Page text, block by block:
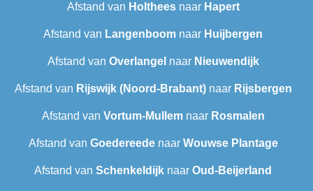
Afstand van Holtheesnaar Hapert
Afstand van Langenboom naar Huijbergen
Afstand van Overlangel naar Nieuwendijk
Afstand van Rijswijk (Noord-Brabant)naar Rijsbergen
Afstand van Vortum-Mullemnaar Rosmalen
Afstand van Goedereedenaar Wouwse Plantage
Afstand van Schenkeldijk naar Oud-Beijerland